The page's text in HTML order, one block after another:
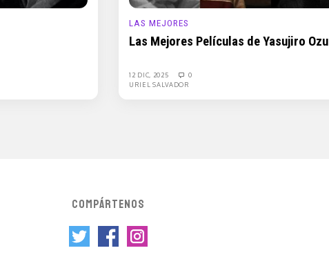
LAS MEJORES
Las Mejores Películas de Yasujiro Ozu
12 DIC, 2025
0
URIEL SALVADOR
COMPÁRTENOS